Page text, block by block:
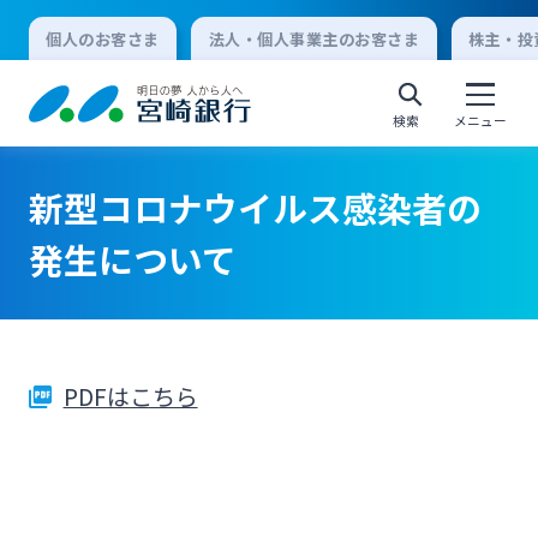
個人のお客さま 法人・個人事業主のお客さま 株主・
検索 メニュー
個人向けインターネットバンキング
ログオン
法人向けインターネットバンキング
新型コロナウイルス感染者の
発生について
PDFはこちら